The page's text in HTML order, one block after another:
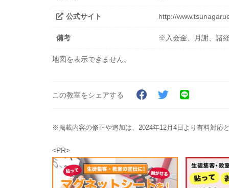
公式サイト http://
備考 ※入会金、月謝、諸
地図を表示できません。
この教室をシェアする
※掲載内容の修正や追加は、2024年12月4日より有料対応
<PR>